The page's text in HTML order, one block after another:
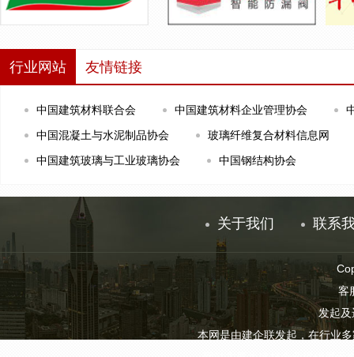
行业网站 友情链接
中国建筑材料联合会 中国建筑材料企业管理协会
中国混凝土与水泥制品协会
玻璃纤维复合材料信息网
中国建筑玻璃与工业玻璃协会
中国钢结构协会
关于我们 联系
客
发起
本网是由建企联发起，在行业